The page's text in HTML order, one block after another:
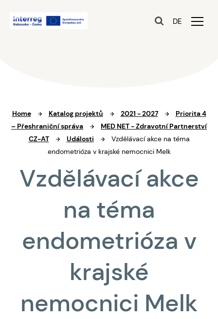
DE
Home Katalog projektů 2021 - 2027
Priorita 4
– Přeshraniční správa
MED NET - Zdravotní Partnerství
CZ-AT
Události
Vzdělávací akce na téma
endometrióza v krajské nemocnici Melk
Vzdělávací akce
na téma
endometrióza v
krajské
nemocnici Melk